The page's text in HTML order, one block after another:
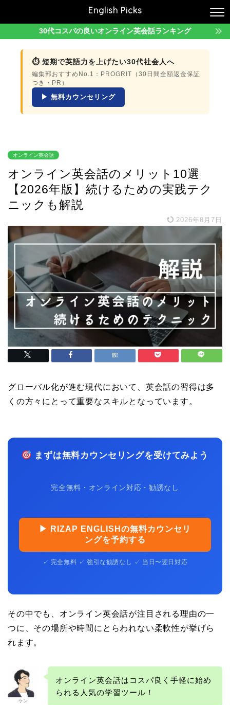
English Picks
30代コスパの良いオンライン英会話ランキング
⏱ 短期で英語力を上げたい30代社会人へ
編集部おすすめNo.1：PROGRIT（30日間全額返金保証
つき・PR）
▶ 無料カウンセリング
オンライン英会話
オンライン英会話のメリット10選
【2026年版】続けるための実践テク
ニックも解説
2026年8月7日
グローバル化が進む現代において、英会話の習得は多
くの方々にとって重要なスキルとなっています。
まずは無料カウンセリングを受けてみよう
完全無料・オンライン対応・勧誘なし
▶ RIZAP ENGLISHの無料カウンセリ
ングを予約する
✓ 完全無料 ✓ 強引な勧誘なし ✓ 当日〜翌日対応
その中でも、オンライン英会話が注目される理由の一
つに、その場所や時間にとらわれない柔軟性が挙げら
れます。
ケン
オンライン英会話はコスパ良く手軽に始め
られる人気の学習ツール！